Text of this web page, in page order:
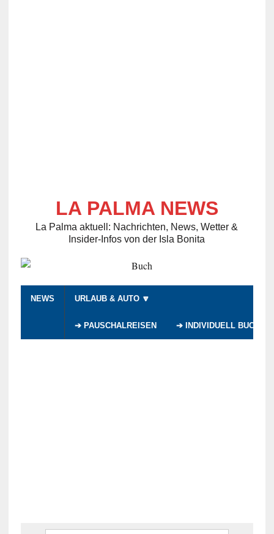
LA PALMA NEWS
La Palma aktuell: Nachrichten, News, Wetter &
Insider-Infos von der Isla Bonita
NEWS URLAUB & AUTO 🔽
➔ PAUSCHALREISEN ➔ INDIVIDUELL BUCHEN